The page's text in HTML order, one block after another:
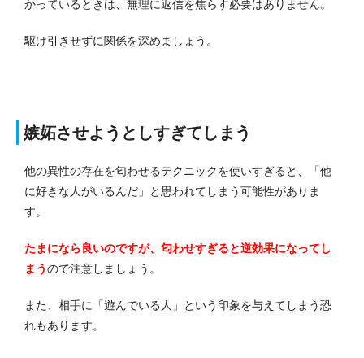
かっているときは、無理に返信を焦らす必要はありません。
駆け引きせずに関係を深めましょう。
嫉妬させようとしすぎてしまう
他の異性の存在を匂わせるテクニックを使いすぎると、「他
に好きな人がいるんだ」と思われてしまう可能性がありま
す。
たまになら良いのですが、匂わせすぎると逆効果になってし
まうので注意しましょう。
また、相手に「遊んでいる人」という印象を与えてしまう恐
れもあります。